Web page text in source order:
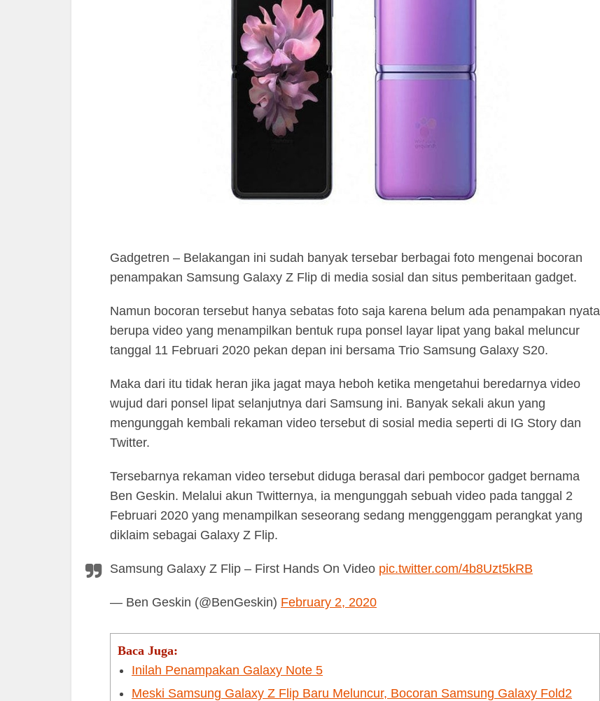
Gadgetren – Belakangan ini sudah banyak tersebar berbagai foto mengenai bocoran
penampakan Samsung Galaxy Z Flip di media sosial dan situs pemberitaan gadget.
Namun bocoran tersebut hanya sebatas foto saja karena belum ada penampakan nyata
berupa video yang menampilkan bentuk rupa ponsel layar lipat yang bakal meluncur
tanggal 11 Februari 2020 pekan depan ini bersama Trio Samsung Galaxy S20.
Maka dari itu tidak heran jika jagat maya heboh ketika mengetahui beredarnya video
wujud dari ponsel lipat selanjutnya dari Samsung ini. Banyak sekali akun yang
mengunggah kembali rekaman video tersebut di sosial media seperti di IG Story dan
Twitter.
Tersebarnya rekaman video tersebut diduga berasal dari pembocor gadget bernama
Ben Geskin. Melalui akun Twitternya, ia mengunggah sebuah video pada tanggal 2
Februari 2020 yang menampilkan seseorang sedang menggenggam perangkat yang
diklaim sebagai Galaxy Z Flip.
Samsung Galaxy Z Flip – First Hands On Video pic.twitter.com/4b8Uzt5kRB
— Ben Geskin (@BenGeskin) February 2, 2020
Baca Juga:
Inilah Penampakan Galaxy Note 5
Meski Samsung Galaxy Z Flip Baru Meluncur, Bocoran Samsung Galaxy Fold2